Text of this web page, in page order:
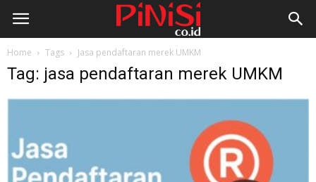
Home Tags Jasa pendaftaran merek UMKM
Tag: jasa pendaftaran merek UMKM